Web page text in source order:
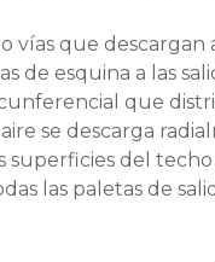
vías que descargan
de esquina a las
que
se descarga
del
las paletas de